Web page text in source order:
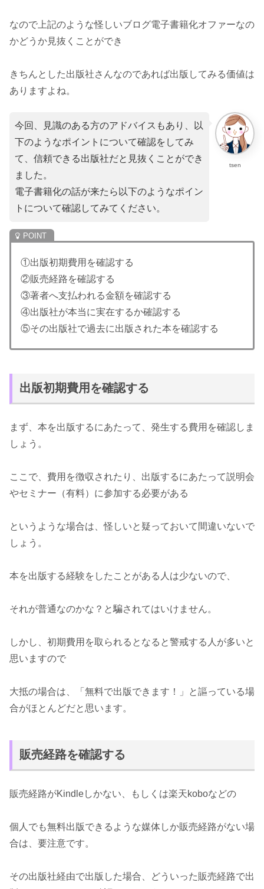
なので上記のような怪しいブログ電子書籍化オファーなの
かどうか見抜くことができ
きちんとした出版社さんなのであれば出版してみる価値は
ありますよね。
tsen
今回、見識のある方のアドバイスもあり、以
下のようなポイントについて確認をしてみ
て、信頼できる出版社だと見抜くことができ
ました。
電子書籍化の話が来たら以下のようなポイン
トについて確認してみてください。
①出版初期費用を確認する
②販売経路を確認する
③著者へ支払われる金額を確認する
④出版社が本当に実在するか確認する
⑤その出版社で過去に出版された本を確認する
出版初期費用を確認する
まず、本を出版するにあたって、発生する費用を確認しま
しょう。
ここで、費用を徴収されたり、出版するにあたって説明会
やセミナー（有料）に参加する必要がある
というような場合は、怪しいと疑っておいて間違いないで
しょう。
本を出版する経験をしたことがある人は少ないので、
それが普通なのかな？と騙されてはいけません。
しかし、初期費用を取られるとなると警戒する人が多いと
思いますので
大抵の場合は、「無料で出版できます！」と謳っている場
合がほとんどだと思います。
販売経路を確認する
販売経路がKindleしかない、もしくは楽天koboなどの
個人でも無料出版できるような媒体しか販売経路がない場
合は、要注意です。
その出版社経由で出版した場合、どういった販売経路で出